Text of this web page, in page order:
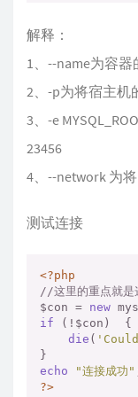
解释：
1、--name为容
2、-p为将宿主机
3、-e
23456
4、--network 为
测试连接
<?php
//这里的重点就是
$con = new
if (!$con)  {
die (
echo
"连接成功"
?>